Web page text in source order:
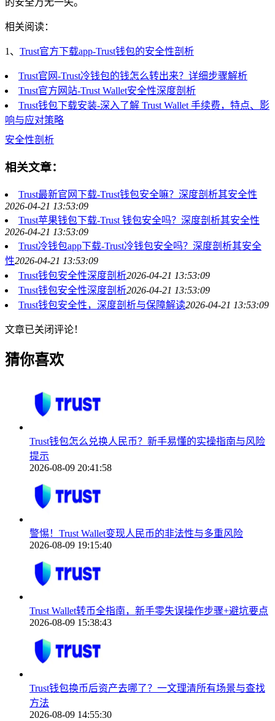
的安全万无一失。
相关阅读：
1、 Trust官方下载app-Trust钱包的安全性剖析
Trust官网-Trust冷钱包的钱怎么转出来？详细步骤解析
Trust官方网站-Trust Wallet安全性深度剖析
Trust钱包下载安装-深入了解 Trust Wallet 手续费，特点、影
响与应对策略
安全性剖析
相关文章：
Trust最新官网下载-Trust钱包安全嘛？深度剖析其安全性
2026-04-21 13:53:09
Trust苹果钱包下载-Trust 钱包安全吗？深度剖析其安全性
2026-04-21 13:53:09
Trust冷钱包app下载-Trust冷钱包安全吗？深度剖析其安全
性2026-04-21 13:53:09
Trust钱包安全性深度剖析2026-04-21 13:53:09
Trust钱包安全性深度剖析2026-04-21 13:53:09
Trust钱包安全性，深度剖析与保障解读2026-04-21 13:53:09
文章已关闭评论！
猜你喜欢
Trust钱包怎么兑换人民币？新手易懂的实操指南与风险
提示
2026-08-09 20:41:58
警惕！Trust Wallet变现人民币的非法性与多重风险
2026-08-09 19:15:40
Trust Wallet转币全指南，新手零失误操作步骤+避坑要点
2026-08-09 15:38:43
Trust钱包换币后资产去哪了？一文理清所有场景与查找
方法
2026-08-09 14:55:30